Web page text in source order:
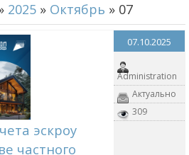
2025 » Октябрь » 07
эскроу
частного
07.10.2025
Administration
Актуально
309